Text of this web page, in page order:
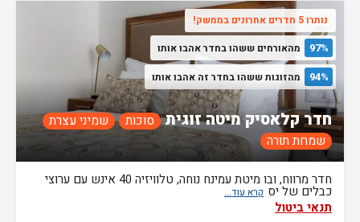
97% מהאורחים ששהו בחדר אהבו אותו
94% מהזוגות ששהו בחדר זה אהבו אותו
נותרו 5 חדרים אחרונים בממשק!
חדר קלאסיק מיטה זוגית סוכות
שמיני עצרת
שמחת תורה
חדר מרווח, ובו מיטת עמינח נוחה, טלוויזיה 40 אינש עם ערוצי
כבלים של יס
תנאי ביטול
הוטלס
יחזור
בשעות
הפעילות